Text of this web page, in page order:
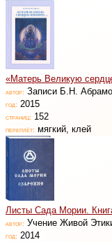
«Матерь Великую
автор: Записи Б.Н.
год: 2015
страниц: 152
переплёт: мягкий, клей
Листы Сада Мории.
автор: Учение Живой
год: 2014